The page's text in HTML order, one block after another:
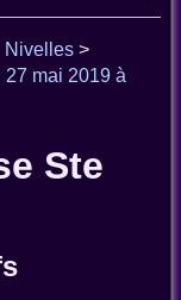
Nivelles >
mai 2019 à
Ste